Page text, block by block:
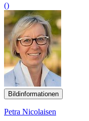
()
Bildinformationen
Petra Nicolaisen